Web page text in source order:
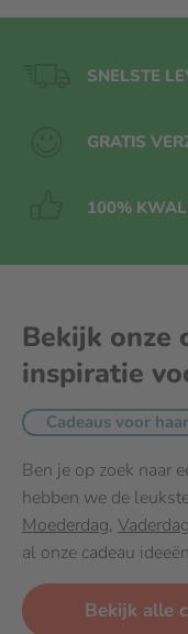
SNELSTE
GRATIS
100%
Bekijk onze
inspiratie
Cadeaus voor haar
Ben je op zoek naar
hebben we de
Moederdag, Vaderdag
al onze cadeau
Bekijk alle